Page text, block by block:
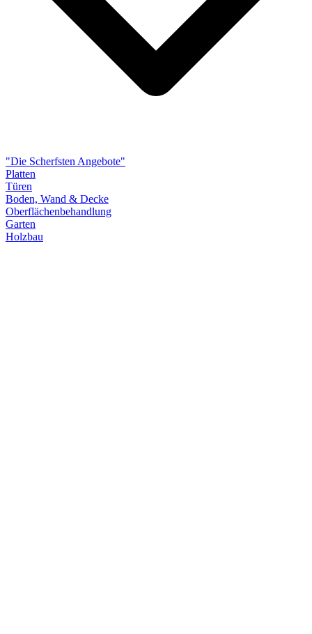
"Die Scherfsten Angebote"
Platten
Türen
Boden, Wand & Decke
Oberflächenbehandlung
Garten
Holzbau